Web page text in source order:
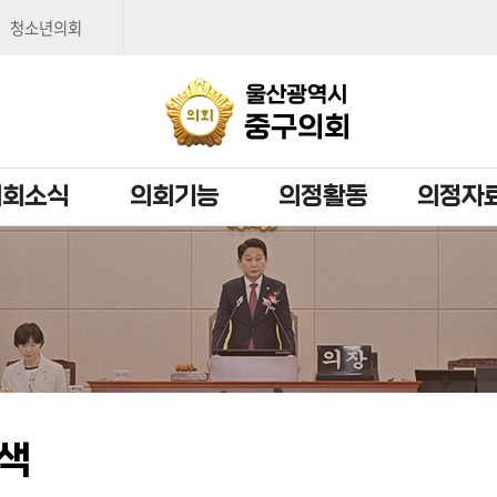
청소년의회
소식 의회기능 의정활동 의정자